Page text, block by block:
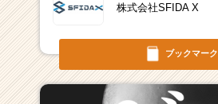
ブックマーク
株式会社SFIDA X